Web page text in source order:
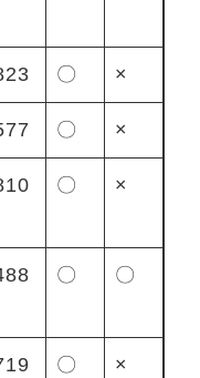
〇 ×
〇 ×
〇 ×
〇 〇
〇 ×